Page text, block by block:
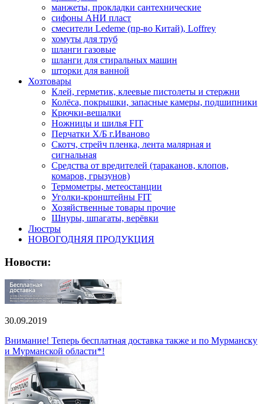
манжеты, прокладки сантехнические
сифоны АНИ пласт
смесители Ledeme (пр-во Китай), Loffrey
хомуты для труб
шланги газовые
шланги для стиральных машин
шторки для ванной
Хозтовары
Клей, герметик, клеевые пистолеты и стержни
Колёса, покрышки, запасные камеры, подшипники
Крючки-вешалки
Ножницы и шилья FIT
Перчатки Х/Б г.Иваново
Скотч, стрейч пленка, лента малярная и
сигнальная
Средства от вредителей (тараканов, клопов,
комаров, грызунов)
Термометры, метеостанции
Уголки-кронштейны FIT
Хозяйственные товары прочие
Шнуры, шпагаты, верёвки
Люстры
НОВОГОДНЯЯ ПРОДУКЦИЯ
Новости:
30.09.2019
Внимание! Теперь бесплатная доставка также и по Мурманску
и Мурманской области*!